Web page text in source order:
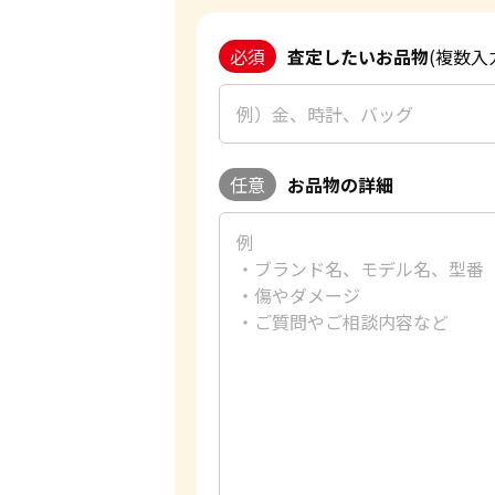
必須 査定したいお品物(複数入
任意 お品物の詳細